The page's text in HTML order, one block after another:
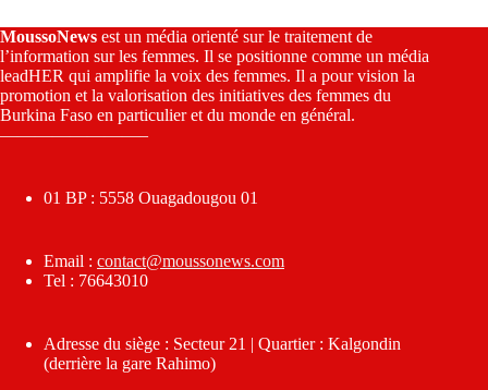
MoussoNews est un média orienté sur le traitement de
l’information sur les femmes. Il se positionne comme un média
leadHER qui amplifie la voix des femmes. Il a pour vision la
promotion et la valorisation des initiatives des femmes du
Burkina Faso en particulier et du monde en général.
————————–
01 BP : 5558 Ouagadougou 01
Email : contact@moussonews.com
Tel : 76643010
Adresse du siège : Secteur 21 | Quartier : Kalgondin
(derrière la gare Rahimo)